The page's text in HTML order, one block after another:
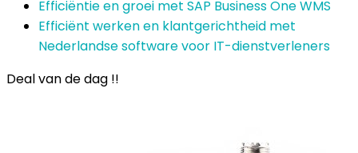
Efficiëntie en groei met SAP Business One WMS
Efficiënt werken en klantgerichtheid met
Nederlandse software voor IT-dienstverleners
Deal van de dag !!